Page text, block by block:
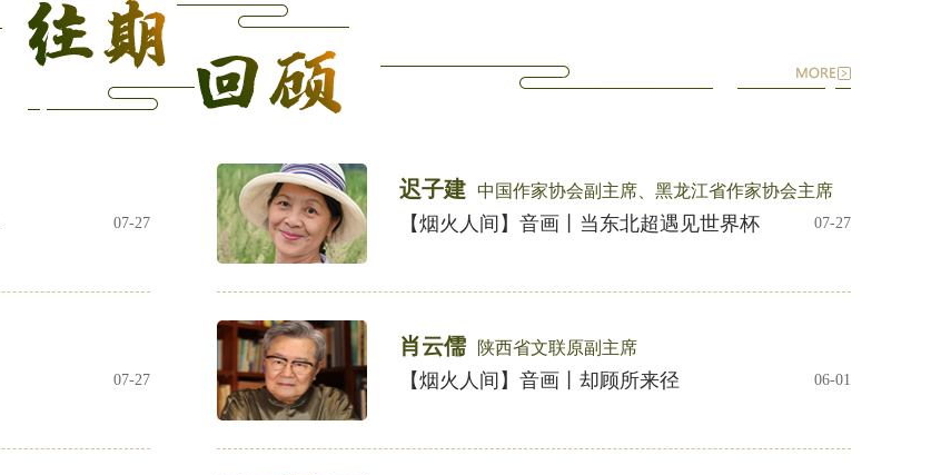
07-27
迟子建 中国作家协会副主席、黑龙江省作家协会主席
【烟火人间】音画丨当东北超遇见世界杯 07-27
07-27
肖云儒 陕西省文联原副主席
【烟火人间】音画丨却顾所来径 06-01